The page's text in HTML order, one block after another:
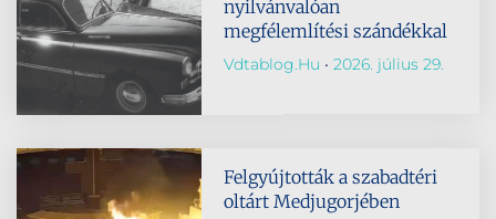
nyilvánvalóan
megfélemlítési szándékkal
Vdtablog.hu 2026. július 29.
Felgyújtották a szabadtéri
oltárt Medjugorjében